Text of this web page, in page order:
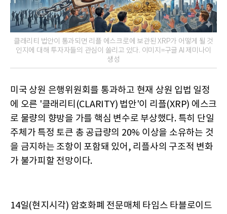
클래리티 법안이 통과되면 리플 에스크로에 보관된 XRP가 어떻게 될 것
인지에 대해 투자자들의 관심이 쏠리고 있다. 이미지=구글 AI 제미나이
생성
미국 상원 은행위원회를 통과하고 현재 상원 입법 일정
에 오른 '클래리티(CLARITY) 법안'이 리플(XRP) 에스크
로 물량의 향방을 가를 핵심 변수로 부상했다. 특히 단일
주체가 특정 토큰 총 공급량의 20% 이상을 소유하는 것
을 금지하는 조항이 포함돼 있어, 리플사의 구조적 변화
가 불가피할 전망이다.
14일(현지시각) 암호화폐 전문매체 타임스 타블로이드